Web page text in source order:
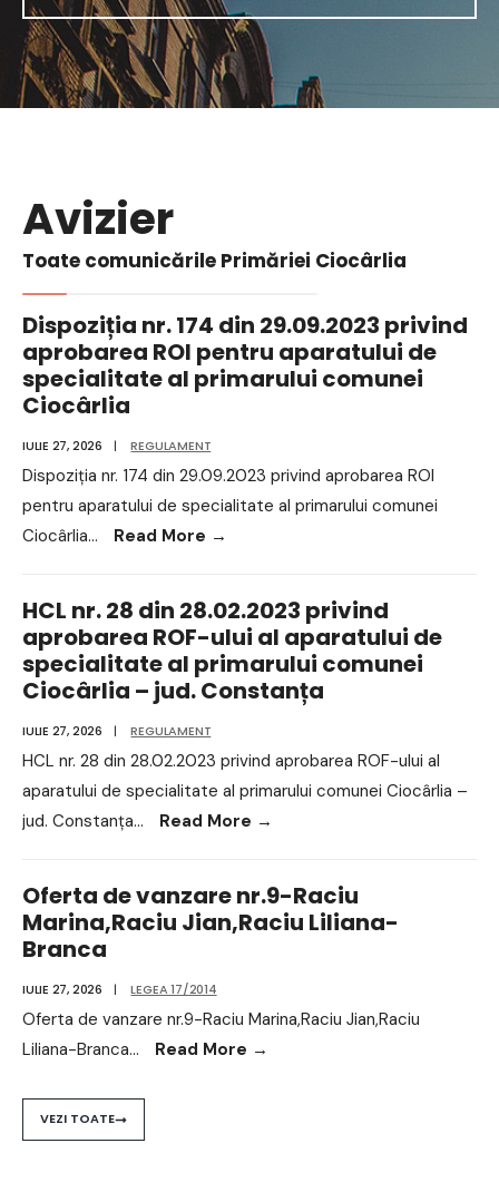
Avizier
Toate comunicările Primăriei Ciocârlia
Dispoziția nr. 174 din 29.09.2023 privind
aprobarea ROI pentru aparatului de
specialitate al primarului comunei
Ciocârlia
IULIE 27, 2026 | REGULAMENT
Dispoziția nr. 174 din 29.09.2023 privind aprobarea ROI
pentru aparatului de specialitate al primarului comunei
Ciocârlia... Read More →
HCL nr. 28 din 28.02.2023 privind
aprobarea ROF-ului al aparatului de
specialitate al primarului comunei
Ciocârlia – jud. Constanța
IULIE 27, 2026 | REGULAMENT
HCL nr. 28 din 28.02.2023 privind aprobarea ROF-ului al
aparatului de specialitate al primarului comunei Ciocârlia –
jud. Constanța... Read More →
Oferta de vanzare nr.9-Raciu
Marina,Raciu Jian,Raciu Liliana-
Branca
IULIE 27, 2026 | LEGEA 17/2014
Oferta de vanzare nr.9-Raciu Marina,Raciu Jian,Raciu
Liliana-Branca... Read More →
VEZI TOATE